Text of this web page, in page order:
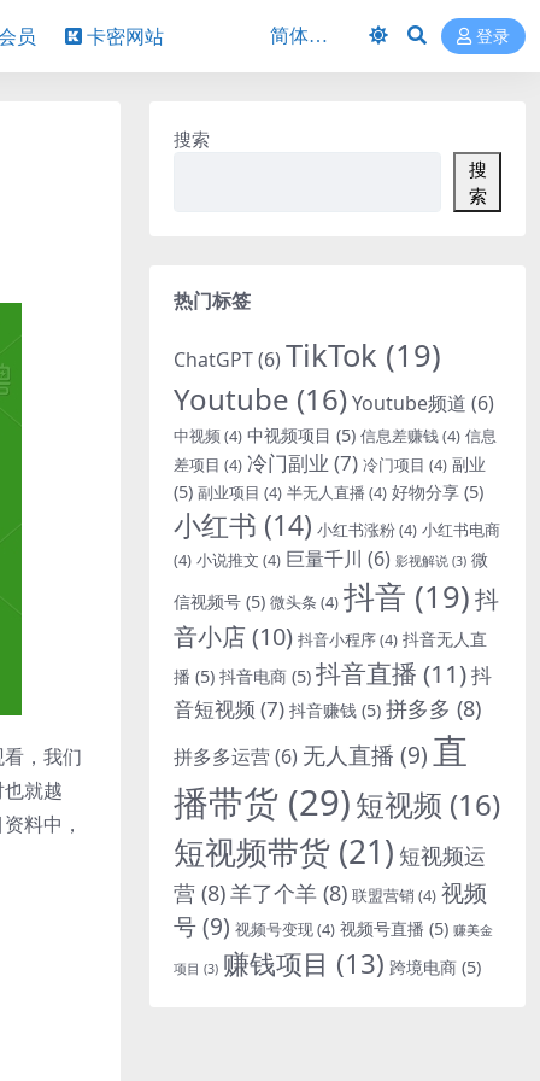
员 卡密网站 登录
，我们
就越
料中，
搜索
搜
索
热门标签
ChatGPT(6) TikTok (19)
Youtube (16)Youtube频道 (6)
中视频(4) 中视频项目 (5) 信息差赚钱(4) 信息
差项目 (4) 冷门副业 (7) 冷门项目 (4) 副业
(5) 副业项目 (4) 半无人直播 (4) 好物分享 (5)
小红书 (14) 小红书涨粉(4) 小红书电商
(4) 小说推文 (4) 巨量千川 (6) 影视解说 (3) 微
信视频号 (5) 微头条 (4) 抖音 (19)抖
音小店(10) 抖音小程序(4) 抖音无人直
播 (5) 抖音电商 (5) 抖音直播 (11)抖
音短视频 (7) 抖音赚钱 (5) 拼多多 (8)
拼多多运营(6) 无人直播 (9)直
播带货 (29)短视频 (16)
短视频带货 (21) 短视频运
营 (8)羊了个羊 (8) 联盟营销 (4) 视频
号(9) 视频号变现(4) 视频号直播 (5) 赚美金
项目 (3) 赚钱项目 (13) 跨境电商 (5)